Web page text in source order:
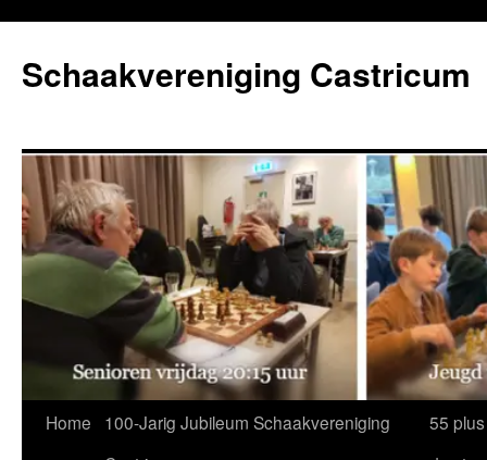
de
inhoud
Schaakvereniging Castricum
Home
100-Jarig Jubileum Schaakvereniging
55